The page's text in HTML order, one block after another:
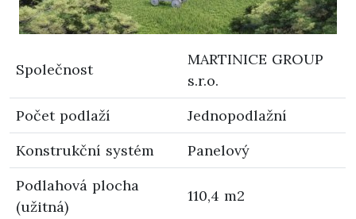
Společnost
MARTINICE GROUP
s.r.o.
Počet podlaží
Jednopodlažní
Konstrukční systém
Panelový
Podlahová plocha
(užitná)
110,4 m2